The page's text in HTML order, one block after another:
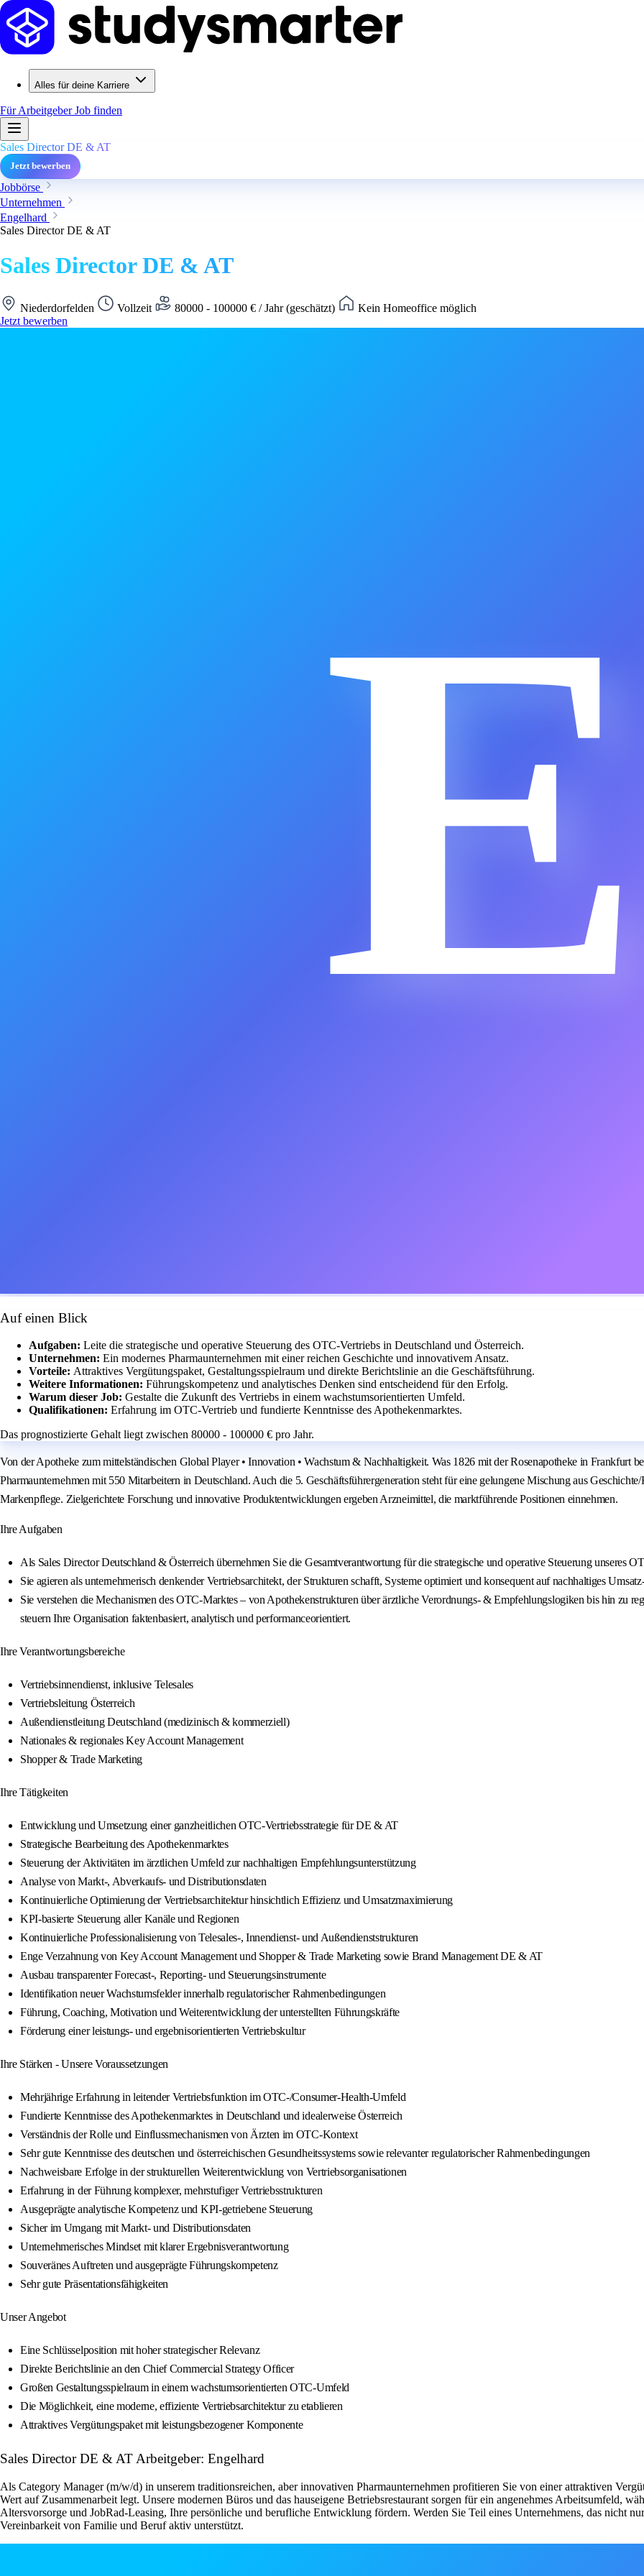
Alles für deine Karriere
Für ArbeitgeberJob finden
Sales Director DE & AT
Jetzt bewerben
Jobbörse
Unternehmen
Engelhard
Sales Director DE & AT
Sales Director DE & AT
Niederdorfelden Vollzeit 80000 - 100000 € / Jahr (geschätzt)
Kein Homeoffice möglich
Jetzt bewerben
E
Auf einen Blick
Aufgaben: Leite die strategische und operative Steuerung des OTC-Vertriebs in Deutschland und Österreich.
Unternehmen: Ein modernes Pharmaunternehmen mit einer reichen Geschichte und innovativem Ansatz.
Vorteile: Attraktives Vergütungspaket, Gestaltungsspielraum und direkte Berichtslinie an die Geschäftsführung.
Weitere Informationen: Führungskompetenz und analytisches Denken sind entscheidend für den Erfolg.
Warum dieser Job: Gestalte die Zukunft des Vertriebs in einem wachstumsorientierten Umfeld.
Qualifikationen: Erfahrung im OTC-Vertrieb und fundierte Kenntnisse des Apothekenmarktes.
Das prognostizierte Gehalt liegt zwischen 80000 - 100000 € pro Jahr.
Von der Apotheke zum mittelständischen Global Player • Innovation • Wachstum & Nachhaltigkeit. Was 1826 mit der Rosenapotheke in Frankfurt
Pharmaunternehmen mit 550 Mitarbeitern in Deutschland. Auch die 5. Geschäftsführergeneration steht für eine gelungene Mischung aus
Markenpflege. Zielgerichtete Forschung und innovative Produktentwicklungen ergeben Arzneimittel, die marktführende Positionen einnehmen.
Ihre Aufgaben
Als Sales Director Deutschland & Österreich übernehmen Sie die Gesamtverantwortung für die strategische und operative Steuerung unseres
Sie agieren als unternehmerisch denkender Vertriebsarchitekt, der Strukturen schafft, Systeme optimiert und konsequent auf nachhaltiges
Sie verstehen die Mechanismen des OTC-Marktes – von Apothekenstrukturen über ärztliche Verordnungs- & Empfehlungslogiken bis hin zu
steuern Ihre Organisation faktenbasiert, analytisch und performanceorientiert.
Ihre Verantwortungsbereiche
Vertriebsinnendienst, inklusive Telesales
Vertriebsleitung Österreich
Außendienstleitung Deutschland (medizinisch & kommerziell)
Nationales & regionales Key Account Management
Shopper & Trade Marketing
Ihre Tätigkeiten
Entwicklung und Umsetzung einer ganzheitlichen OTC-Vertriebsstrategie für DE & AT
Strategische Bearbeitung des Apothekenmarktes
Steuerung der Aktivitäten im ärztlichen Umfeld zur nachhaltigen Empfehlungsunterstützung
Analyse von Markt-, Abverkaufs- und Distributionsdaten
Kontinuierliche Optimierung der Vertriebsarchitektur hinsichtlich Effizienz und Umsatzmaximierung
KPI-basierte Steuerung aller Kanäle und Regionen
Kontinuierliche Professionalisierung von Telesales-, Innendienst- und Außendienststrukturen
Enge Verzahnung von Key Account Management und Shopper & Trade Marketing sowie Brand Management DE & AT
Ausbau transparenter Forecast-, Reporting- und Steuerungsinstrumente
Identifikation neuer Wachstumsfelder innerhalb regulatorischer Rahmenbedingungen
Führung, Coaching, Motivation und Weiterentwicklung der unterstellten Führungskräfte
Förderung einer leistungs- und ergebnisorientierten Vertriebskultur
Ihre Stärken - Unsere Voraussetzungen
Mehrjährige Erfahrung in leitender Vertriebsfunktion im OTC-/Consumer-Health-Umfeld
Fundierte Kenntnisse des Apothekenmarktes in Deutschland und idealerweise Österreich
Verständnis der Rolle und Einflussmechanismen von Ärzten im OTC-Kontext
Sehr gute Kenntnisse des deutschen und österreichischen Gesundheitssystems sowie relevanter regulatorischer Rahmenbedingungen
Nachweisbare Erfolge in der strukturellen Weiterentwicklung von Vertriebsorganisationen
Erfahrung in der Führung komplexer, mehrstufiger Vertriebsstrukturen
Ausgeprägte analytische Kompetenz und KPI-getriebene Steuerung
Sicher im Umgang mit Markt- und Distributionsdaten
Unternehmerisches Mindset mit klarer Ergebnisverantwortung
Souveränes Auftreten und ausgeprägte Führungskompetenz
Sehr gute Präsentationsfähigkeiten
Unser Angebot
Eine Schlüsselposition mit hoher strategischer Relevanz
Direkte Berichtslinie an den Chief Commercial Strategy Officer
Großen Gestaltungsspielraum in einem wachstumsorientierten OTC-Umfeld
Die Möglichkeit, eine moderne, effiziente Vertriebsarchitektur zu etablieren
Attraktives Vergütungspaket mit leistungsbezogener Komponente
Sales Director DE & AT Arbeitgeber: Engelhard
Als Category Manager (m/w/d) in unserem traditionsreichen, aber innovativen Pharmaunternehmen profitieren Sie von einer attraktiven
Wert auf Zusammenarbeit legt. Unsere modernen Büros und das hauseigene Betriebsrestaurant sorgen für ein angenehmes Arbeitsumfeld,
Altersvorsorge und JobRad-Leasing, Ihre persönliche und berufliche Entwicklung fördern. Werden Sie Teil eines Unternehmens, das nicht
Vereinbarkeit von Familie und Beruf aktiv unterstützt.